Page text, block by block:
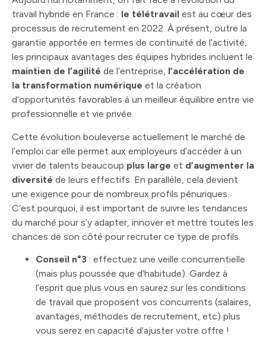
travail hybride en France : le télétravail est au cœur des
processus de recrutement en 2022. À présent, outre la
garantie apportée en termes de continuité de l’activité,
les principaux avantages des équipes hybrides incluent le
maintien de l’agilité de l’entreprise, l’accélération de
la transformation numérique et la création
d’opportunités favorables à un meilleur équilibre entre vie
professionnelle et vie privée.
Cette évolution bouleverse actuellement le marché de
l’emploi car elle permet aux employeurs d’accéder à un
vivier de talents beaucoup plus large et d’augmenter la
diversité de leurs effectifs. En parallèle, cela devient
une exigence pour de nombreux profils pénuriques.
C’est pourquoi, il est important de suivre les tendances
du marché pour s’y adapter, innover et mettre toutes les
chances de son côté pour recruter ce type de profils.
Conseil n°3 : effectuez une veille concurrentielle
(mais plus poussée que d’habitude). Gardez à
l’esprit que plus vous en saurez sur les conditions
de travail que proposent vos concurrents (salaires,
avantages, méthodes de recrutement, etc) plus
vous serez en capacité d’ajuster votre offre !